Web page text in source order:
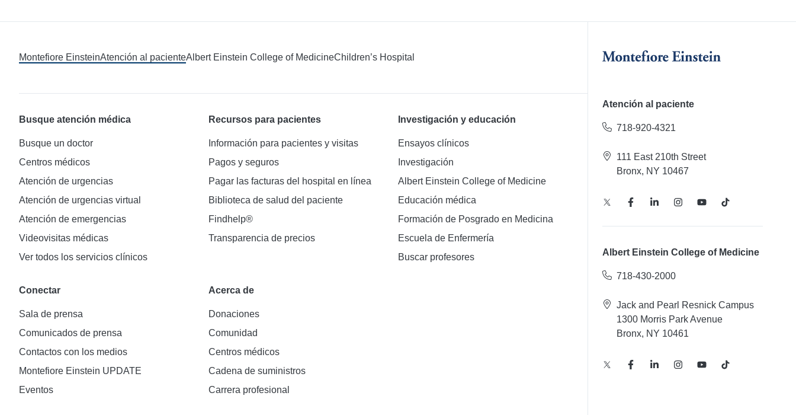
Montefiore EinsteinAtención al pacienteAlbert Einstein College of MedicineChildren’s Hospital
Busque atención médica
Busque un doctor
Centros médicos
Atención de urgencias
Atención de urgencias virtual
Atención de emergencias
Videovisitas médicas
Ver todos los servicios clínicos
Recursos para pacientes
Información para pacientes y visitas
Pagos y seguros
Pagar las facturas del hospital en línea
Biblioteca de salud del paciente
Findhelp®
Transparencia de precios
Investigación y educación
Ensayos clínicos
Investigación
Albert Einstein College of Medicine
Educación médica
Formación de Posgrado en Medicina
Escuela de Enfermería
Buscar profesores
Conectar
Sala de prensa
Comunicados de prensa
Contactos con los medios
Montefiore Einstein UPDATE
Eventos
Acerca de
Donaciones
Comunidad
Centros médicos
Cadena de suministros
Carrera profesional
Atención al paciente
718-920-4321
111 East 210th Street
Bronx, NY 10467
Albert Einstein College of Medicine
718-430-2000
Jack and Pearl Resnick Campus
1300 Morris Park Avenue
Bronx, NY 10461